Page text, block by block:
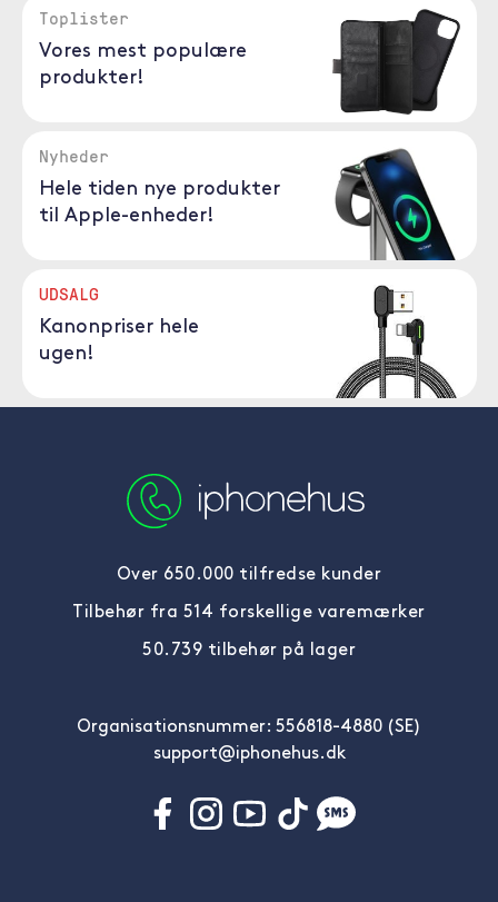
Toplister
Vores mest populære
produkter!
Nyheder
Hele tiden nye produkter
til Apple-enheder!
UDSALG
Kanonpriser hele
ugen!
Over 650.000 tilfredse kunder
Tilbehør fra 514 forskellige varemærker
50.739 tilbehør på lager
Organisationsnummer: 556818-4880 (SE)
support@iphonehus.dk